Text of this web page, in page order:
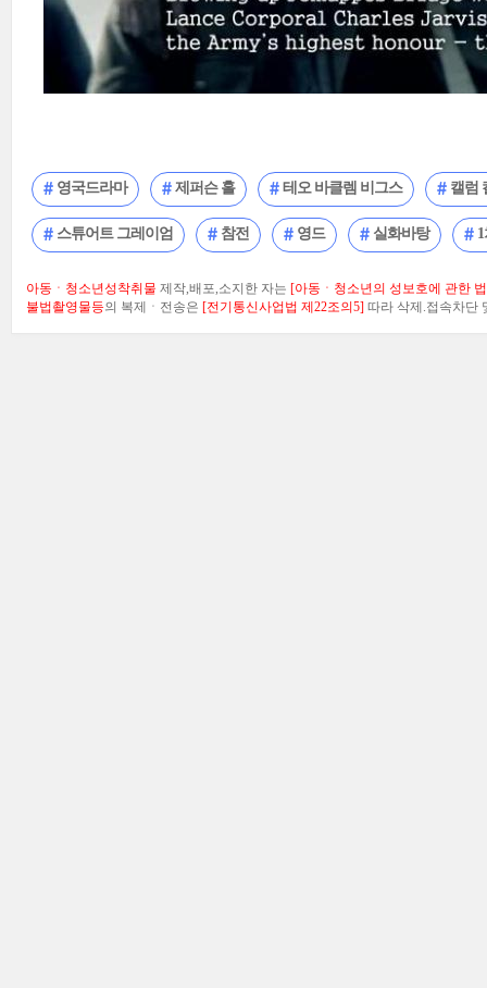
영국드라마 제퍼슨 홀 테오 바클렘 비그스 캘럼
스튜어트 그레이엄 참전 영드 실화바탕
아동ㆍ청소년성착취물 제작,배포,소지한 자는 [아동ㆍ청소년의 성보호에 관한
불법촬영물등의 복제ㆍ전송은 [전기통신사업법 제22조의5] 따라 삭제.접속차단